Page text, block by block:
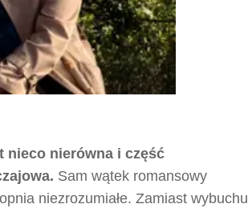
nieco nierówna i część
Sam wątek romansowy
niezrozumiałe. Zamiast wybuchu